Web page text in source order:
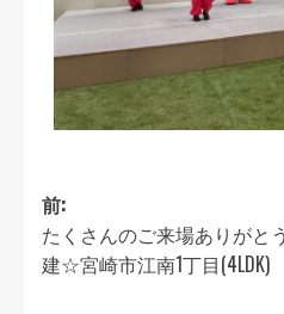
前:
たくさんのご来場ありがと
建☆宮崎市江南1丁目(4LDK)